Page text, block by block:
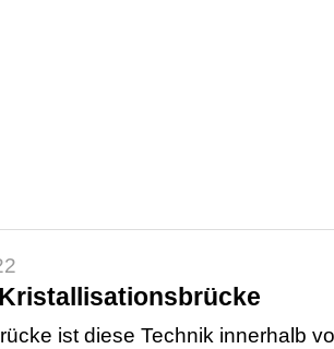
ist diese Technik innerhalb